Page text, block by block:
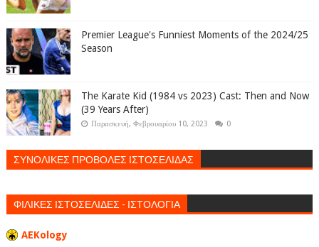
Premier League's Funniest Moments of the 2024/25
Season
The Karate Kid (1984 vs 2023) Cast: Then and Now
(39 Years After)
Παρασκευή, Φεβρουαρίου 10, 2023 0
ΣΥΝΟΛΙΚΕΣ ΠΡΟΒΟΛΕΣ ΙΣΤΟΣΕΛΙΔΑΣ
ΦΙΛΙΚΕΣ ΙΣΤΟΣΕΛΙΔΕΣ - ΙΣΤΟΛΟΓΙΑ
AEKology